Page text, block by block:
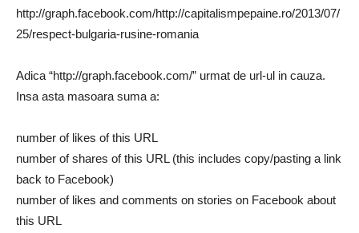
http://graph.facebook.com/http://capitalismpepaine.ro/2013/07/
25/respect-bulgaria-rusine-romania
Adica “http://graph.facebook.com/” urmat de url-ul in cauza.
Insa asta masoara suma a:
number of likes of this URL
number of shares of this URL (this includes copy/pasting a link
back to Facebook)
number of likes and comments on stories on Facebook about
this URL